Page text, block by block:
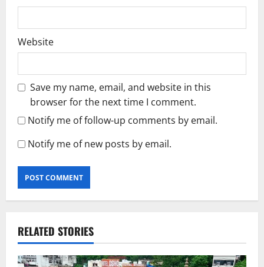
Website
Save my name, email, and website in this
browser for the next time I comment.
Notify me of follow-up comments by email.
Notify me of new posts by email.
RELATED STORIES